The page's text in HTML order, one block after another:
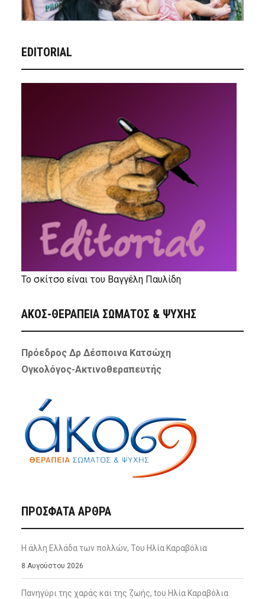
EDITORIAL
Το σκίτσο είναι του Βαγγέλη Παυλίδη
ΑΚΟΣ-ΘΕΡΑΠΕΙΑ ΣΩΜΑΤΟΣ & ΨΥΧΗΣ
Πρόεδρος Δρ Δέσποινα Κατσώχη
Ογκολόγος-Ακτινοθεραπευτής
ΠΡΌΣΦΑΤΑ ΆΡΘΡΑ
Η άλλη Ελλάδα των πολλών, Του Ηλία Καραβόλια
8 Αυγούστου 2026
Πανηγύρι της χαράς και της ζωής, tου Ηλία Καραβόλια